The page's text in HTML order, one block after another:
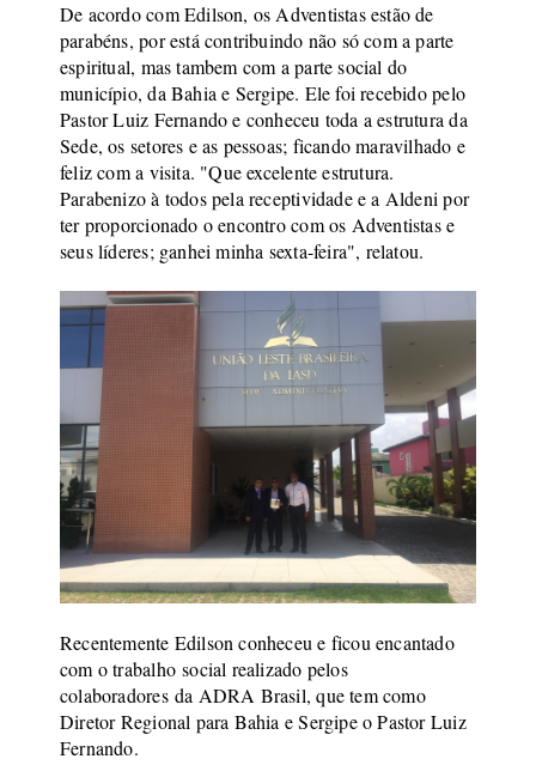
De acordo com Edilson, os Adventistas estão de
parabéns, por está contribuindo não só com a parte
espiritual, mas tambem com a parte social do
município, da Bahia e Sergipe. Ele foi recebido pelo
Pastor Luiz Fernando e conheceu toda a estrutura da
Sede, os setores e as pessoas; ficando maravilhado e
feliz com a visita. "Que excelente estrutura.
Parabenizo à todos pela receptividade e a Aldeni por
ter proporcionado o encontro com os Adventistas e
seus líderes; ganhei minha sexta-feira", relatou.
Recentemente Edilson conheceu e ficou encantado
com o trabalho social realizado pelos
colaboradores da ADRA Brasil, que tem como
Diretor Regional para Bahia e Sergipe o Pastor Luiz
Fernando.